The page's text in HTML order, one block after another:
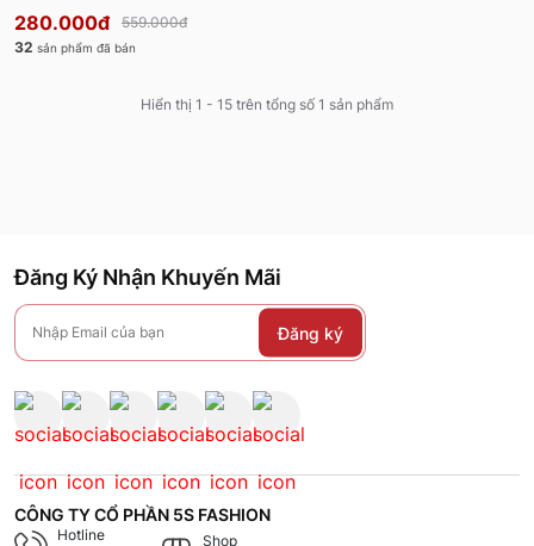
280.000đ
559.000đ
32 sản phẩm đã bán
Hiển thị 1 - 15 trên tổng số 1 sản phẩm
Đăng Ký Nhận Khuyến Mãi
Đăng ký
CÔNG TY CỔ PHẦN 5S FASHION
Hotline Shop